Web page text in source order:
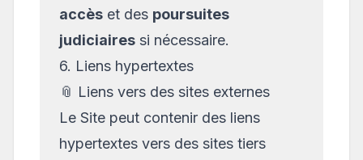
accès et des poursuites
judiciaires si nécessaire.
6. Liens hypertextes
📎 Liens vers des sites externes
Le Site peut contenir des liens
hypertextes vers des sites tiers